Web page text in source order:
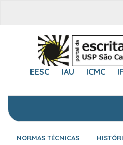
EESC IAU ICMC
NORMAS TÉCNICAS